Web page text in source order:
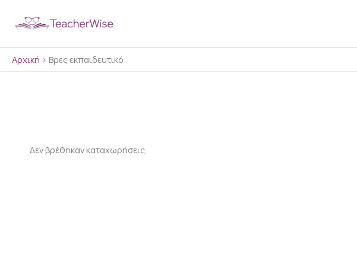
Αρχική > Βρες εκπαιδευτικό
Δεν βρέθηκαν καταχωρήσεις.